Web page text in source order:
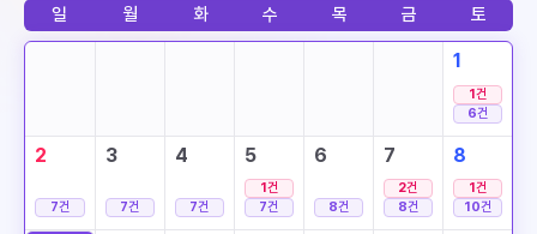
일 월 화 수 목 금 토
1
1건
6건
2
7건
3
7건
4
7건
5
1건
7건
6
8건
7
2건
8건
8
1건
10건